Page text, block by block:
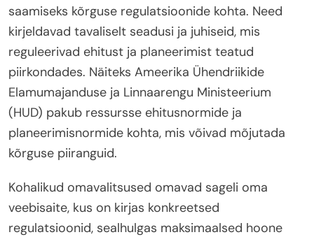
saamiseks kõrguse regulatsioonide kohta. Need
kirjeldavad tavaliselt seadusi ja juhiseid, mis
reguleerivad ehitust ja planeerimist teatud
piirkondades. Näiteks Ameerika Ühendriikide
Elamumajanduse ja Linnaarengu Ministeerium
(HUD) pakub ressursse ehitusnormide ja
planeerimisnormide kohta, mis võivad mõjutada
kõrguse piiranguid.
Kohalikud omavalitsused omavad sageli oma
veebisaite, kus on kirjas konkreetsed
regulatsioonid, sealhulgas maksimaalsed hoone